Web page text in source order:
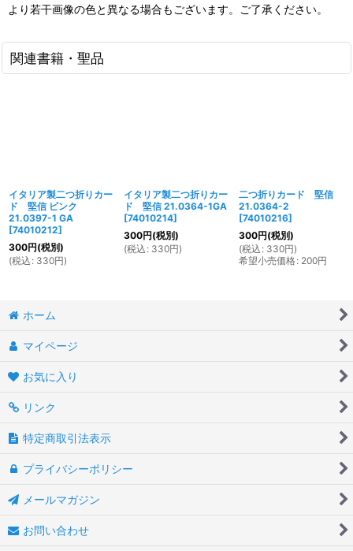
より若干画像の色と異なる場合もございます。ご了承ください。
関連書籍・聖品
イタリア製二つ折りカー
ド 堅信 ピンク
21.0397-1 GA
[74010212]
300円(税別)
(税込 : 330円)
イタリア製二つ折りカー
ド 堅信 21.0364-1GA
[74010214]
300円(税別)
(税込 : 330円)
二つ折りカード 堅信
21.0364-2
[74010216]
300円(税別)
(税込 : 330円)
希望小売価格: 200円
ホーム
マイページ
お気に入り
リンク
特定商取引法表示
プライバシーポリシー
メールマガジン
お問い合わせ